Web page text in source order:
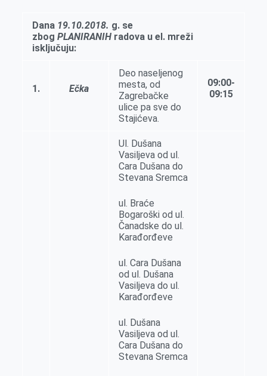
r
n
A
p
i
l
Dana 19.10.2018. g. se
zbog PLANIRANIH radova u el. mreži
isklјučuju:
1. Ečka
Deo naselјenog
mesta, od
Zagrebačke
ulice pa sve do
Stajićeva.
09:00-
09:15
Ul. Dušana
Vasilјeva od ul.
Cara Dušana do
Stevana Sremca
ul. Braće
Bogaroški od ul.
Čanadske do ul.
Karađorđeve
ul. Cara Dušana
od ul. Dušana
Vasilјeva do ul.
Karađorđeve
ul. Dušana
Vasilјeva od ul.
Cara Dušana do
Stevana Sremca